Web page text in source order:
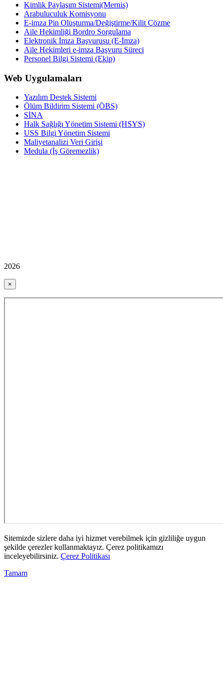
Kimlik Paylaşım Sistemi(Mernis)
Arabuluculuk Komisyonu
E-imza Pin Oluşturma/Değiştirme/Kilit Çözme
Aile Hekimliği Bordro Sorgulama
Elektronik İmza Başvurusu (E-İmza)
Aile Hekimleri e-imza Başvuru Süreci
Personel Bilgi Sistemi (Ekip)
Web Uygulamaları
Yazılım Destek Sistemi
Ölüm Bildirim Sistemi (ÖBS)
SİNA
Halk Sağlığı Yönetim Sistemi (HSYS)
USS Bilgi Yönetim Sistemi
Maliyetanalizi Veri Girişi
Medula (İş Göremezlik)
2026
×
Sitemizde sizlere daha iyi hizmet verebilmek için gizliliğe uygun
şekilde çerezler kullanmaktayız. Çerez politikamızı
inceleyebilirsiniz. Çerez Politikası
Tamam